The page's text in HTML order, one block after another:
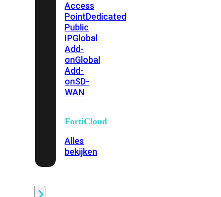
Access
PointDedicated
Public
IPGlobal
Add-
onGlobal
Add-
onSD-
WAN
FortiCloud
Alles
bekijken